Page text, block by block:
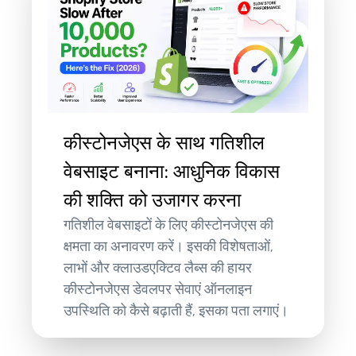
कीस्टोनजेएस के साथ गतिशील
वेबसाइट बनाना: आधुनिक विकास
की शक्ति को उजागर करना
गतिशील वेबसाइटों के लिए कीस्टोनजेएस की
क्षमता का अनावरण करें। इसकी विशेषताओं,
लाभों और क्लाउडएक्टिव लैब्स की हायर
कीस्टोनजेएस डेवलपर सेवाएं ऑनलाइन
उपस्थिति को कैसे बढ़ाती हैं, इसका पता लगाएं।